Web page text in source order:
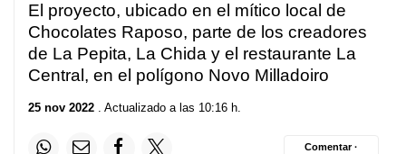
El proyecto, ubicado en el mítico local de
Chocolates Raposo, parte de los creadores
de La Pepita, La Chida y el restaurante La
Central, en el polígono Novo Milladoiro
25 nov 2022 . Actualizado a las 10:16 h.
Comentar ·